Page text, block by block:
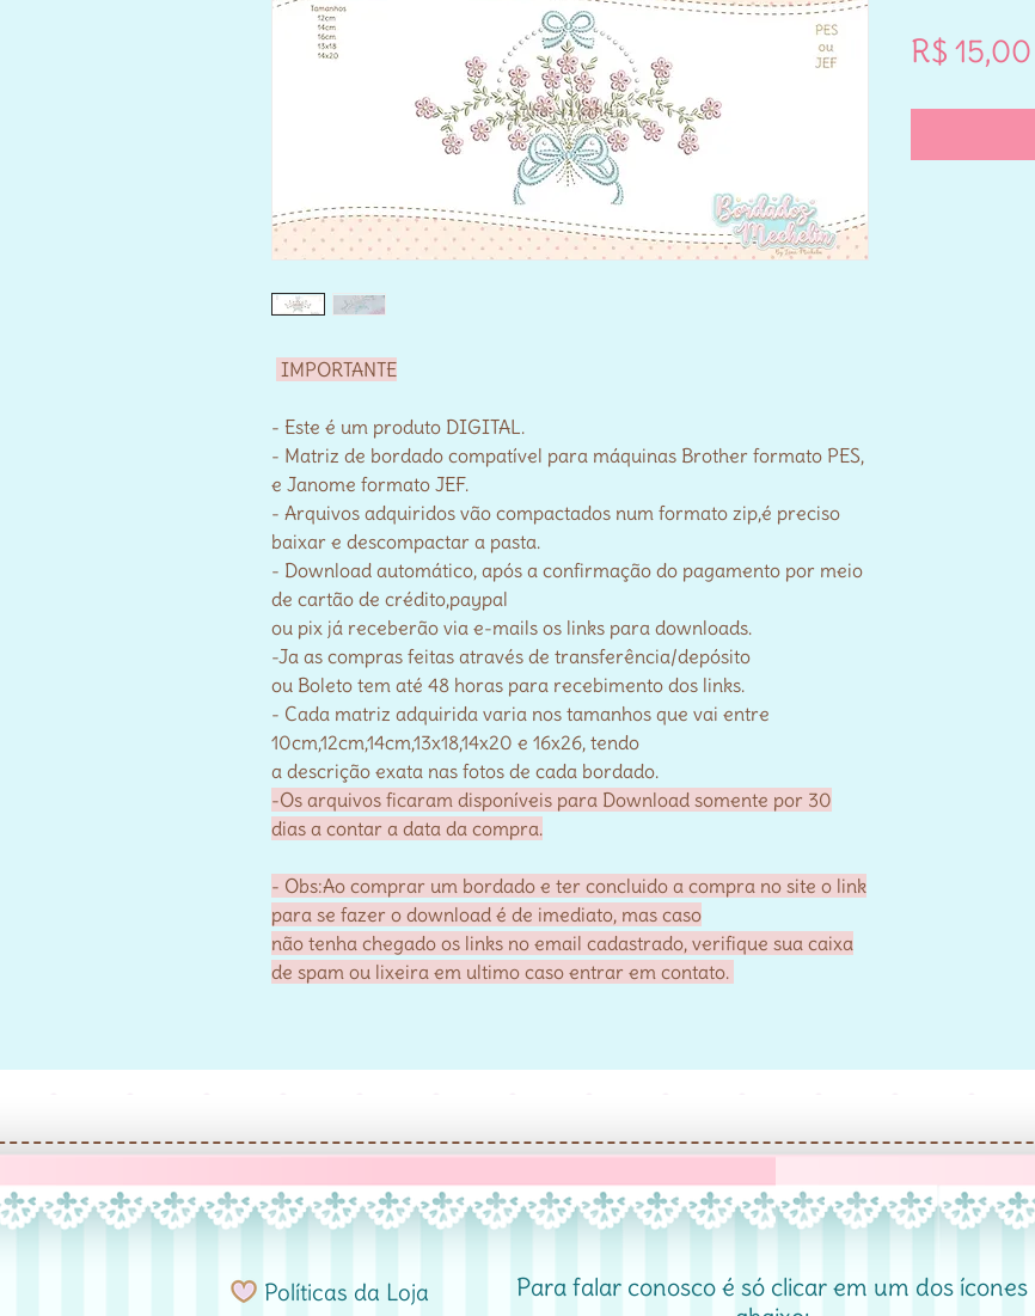
IMPORTANTE
- Este é um produto DIGITAL.
- Matriz de bordado compatível para máquinas Brother formato PES,
e Janome formato JEF.
- Arquivos adquiridos vão compactados num formato zip,é preciso
baixar e descompactar a pasta.
- Download automático, após a confirmação do pagamento por meio
de cartão de crédito,paypal
ou pix já receberão via e-mails os links para downloads.
-Ja as compras feitas através de transferência/depósito
ou Boleto tem até 48 horas para recebimento dos links.
- Cada matriz adquirida varia nos tamanhos que vai entre
10cm,12cm,14cm,13x18,14x20 e 16x26, tendo
a descrição exata nas fotos de cada bordado.
-Os arquivos ficaram disponíveis para Download somente por 30
dias a contar a data da compra.
- Obs:Ao comprar um bordado e ter concluido a compra no site o link
para se fazer o download é de imediato, mas caso
não tenha chegado os links no email cadastrado, verifique sua caixa
de spam ou lixeira em ultimo caso entrar em contato.
R$ 15,00
Políticas da Loja
Para falar conosco é só clicar em um dos ícones